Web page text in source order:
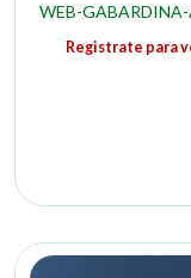
WEB-
Registrate para